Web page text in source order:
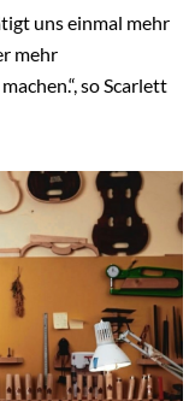
uns einmal mehr
mehr
so Scarlett